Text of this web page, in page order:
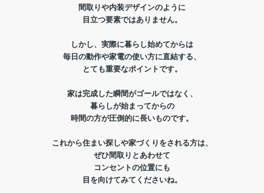
間取りや内装デザインのように
目立つ要素ではありません。
しかし、実際に暮らし始めてからは
毎日の動作や家電の使い方に直結する、
とても重要なポイントです。
家は完成した瞬間がゴールではなく、
暮らしが始まってからの
時間の方が圧倒的に長いものです。
これから住まい探しや家づくりをされる方は、
ぜひ間取りとあわせて
コンセントの位置にも
目を向けてみてくださいね。